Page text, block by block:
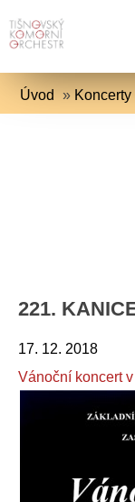
Úvod » Koncerty
221.
17. 12. 2018
Vánoční koncert